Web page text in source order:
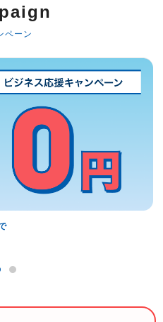
登録可能
Amazon
のアカウント作成画面へ遷移します
ペーン